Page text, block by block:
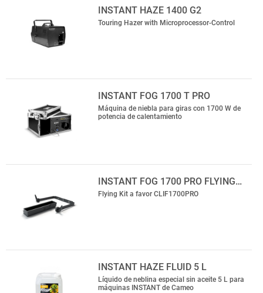
INSTANT HAZE 1400 G2
Touring Hazer with Microprocessor-Control
INSTANT FOG 1700 T PRO
Máquina de niebla para giras con 1700 W de
potencia de calentamiento
INSTANT FOG 1700 PRO FLYING…
Flying Kit a favor CLIF1700PRO
INSTANT HAZE FLUID 5 L
Líquido de neblina especial sin aceite 5 L para
máquinas INSTANT de Cameo